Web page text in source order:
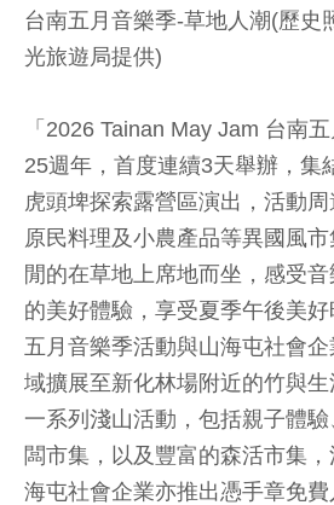
台南五月音樂季-草地人潮(歷史
光旅遊局提供)
「2026 Tainan May Jam 台南
25週年，首度連續3天舉辦，集
虎頭埤探索露營區演出，活動周
原民料理及小農產品等異國風
閒的在草地上席地而坐，感受
的美好體驗，享受夏季午後美
五月音樂季活動與山海屯社會
域擴展至新化林場附近的竹與
一系列淺山活動，包括親子體
闆市集，以及豐富的森活市集
海屯社會企業亦推出憑手章免費